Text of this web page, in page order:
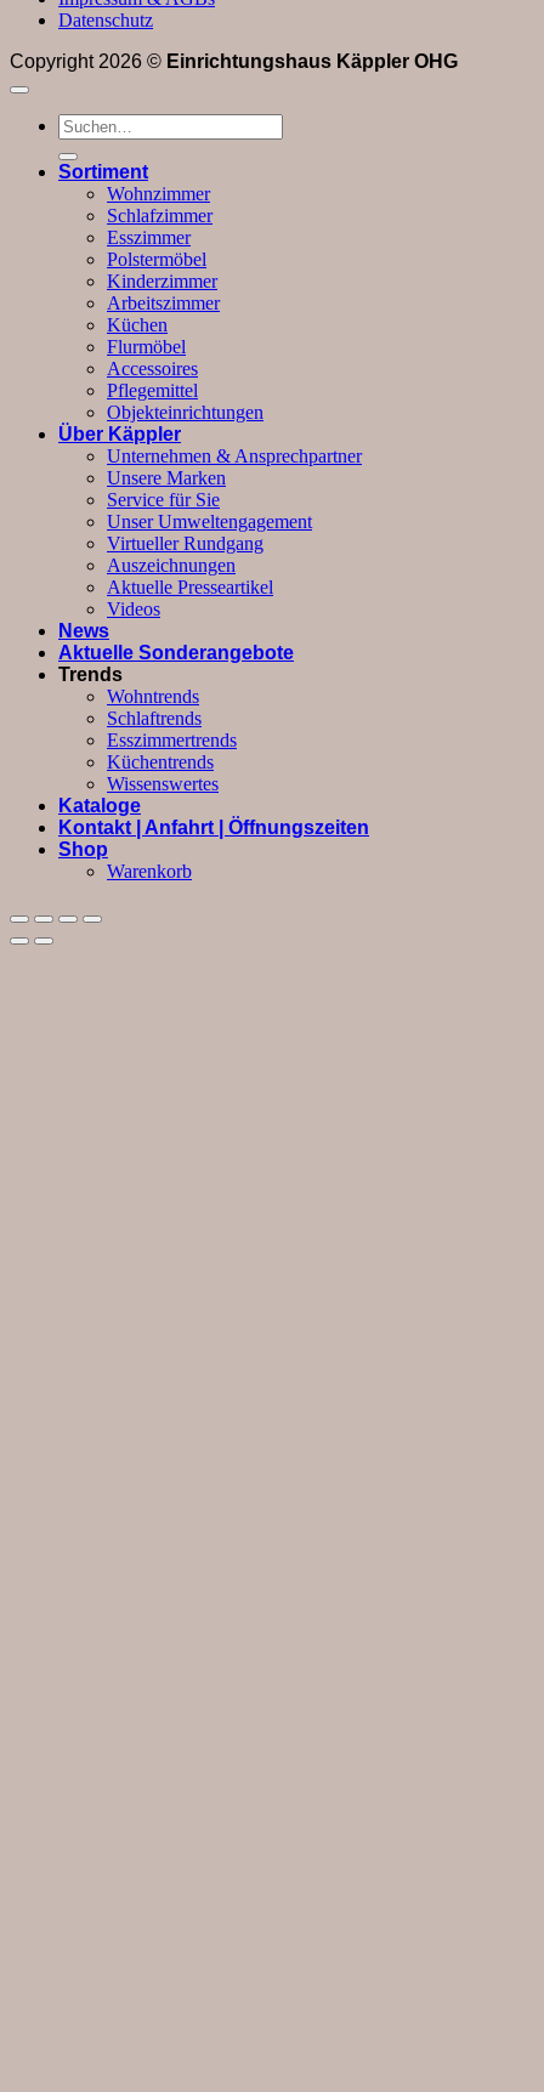
Datenschutz
Copyright 2026 © Einrichtungshaus Käppler OHG
Suchen
nach:
Sortiment
Wohnzimmer
Schlafzimmer
Esszimmer
Polstermöbel
Kinderzimmer
Arbeitszimmer
Küchen
Flurmöbel
Accessoires
Pflegemittel
Objekteinrichtungen
Über Käppler
Unternehmen & Ansprechpartner
Unsere Marken
Service für Sie
Unser Umweltengagement
Virtueller Rundgang
Auszeichnungen
Aktuelle Presseartikel
Videos
News
Aktuelle Sonderangebote
Trends
Wohntrends
Schlaftrends
Esszimmertrends
Küchentrends
Wissenswertes
Kataloge
Kontakt | Anfahrt | Öffnungszeiten
Shop
Warenkorb